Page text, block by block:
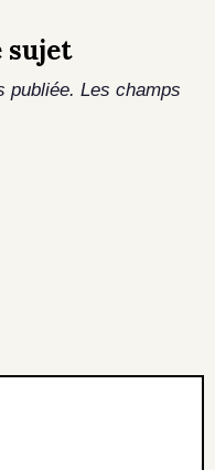
sujet
publiée. Les champs